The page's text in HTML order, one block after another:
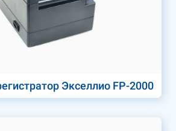
Экселлио FP-2000